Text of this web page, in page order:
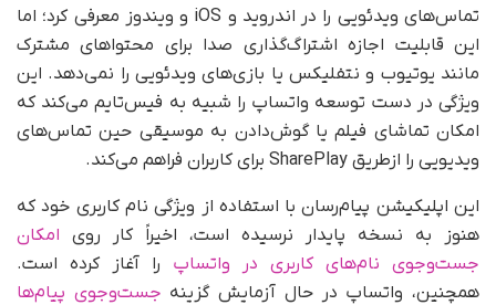
تماس‌های ویدئویی را در اندروید و iOS و ویندوز معرفی کرد؛ اما
این قابلیت اجازه اشتراگ‌‌گذاری صدا برای محتواهای مشترک
مانند یوتیوب و نتفلیکس یا بازی‌های ویدئویی را نمی‌دهد. این
ویژگی در دست توسعه واتساپ را شبیه به فیس‌تایم می‌کند که
امکان تماشای فیلم یا گوش‌دادن به موسیقی حین تماس‌های
ویدیویی را از‌طریق SharePlay برای کاربران فراهم می‌کند.
این اپلیکیشن پیام‌رسان با استفاده از ویژگی نام کاربری خود که
هنوز به نسخه پایدار نرسیده است، اخیراً کار روی امکان
جست‌وجوی نام‌های کاربری در واتساپ را آغاز کرده است.
همچنین، واتساپ در حال آزمایش گزینه جست‌وجوی پیام‌ها